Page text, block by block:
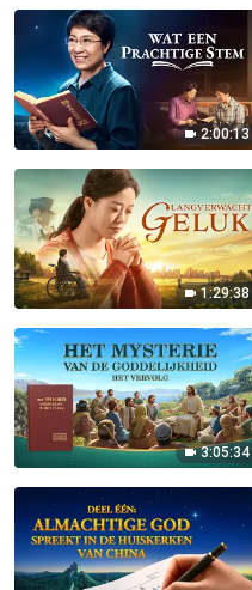
2:00:13
1:29:38
3:05:34